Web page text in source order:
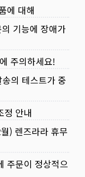
에 대해
기능에 장애가
주의하세요!
의 테스트가 중
정 안내
) 렌즈라라 휴무
주문이 정상적으